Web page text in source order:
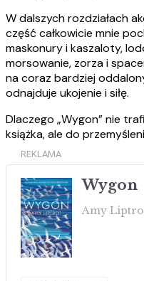
W dalszych rozdziałach
część całkowicie mnie
maskonury i kaszaloty,
morsowanie, zorza i
na coraz bardziej
odnajduje ukojenie i siłę.
Dlaczego „Wygon” nie
książka, ale do
REKLAMA
Wygon
Amy